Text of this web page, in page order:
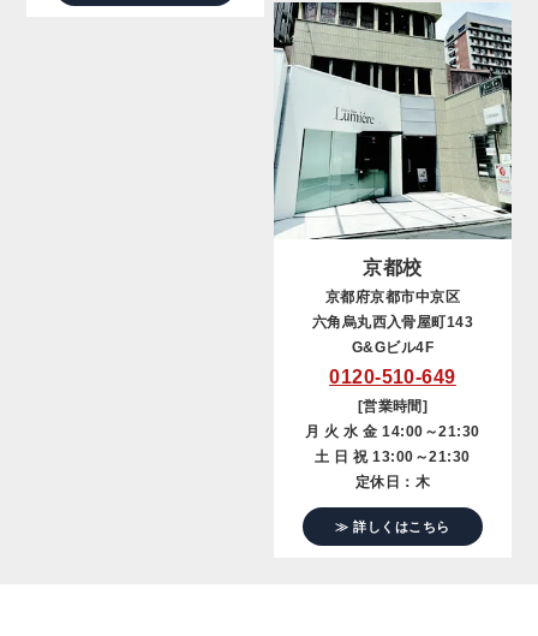
京都校
京都府京都市中京区
六角烏丸西入骨屋町143
G&Gビル4F
0120-510-649
[営業時間]
月 火 水 金 14:00～21:30
土 日 祝 13:00～21:30
定休日：木
≫ 詳しくはこちら